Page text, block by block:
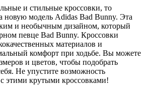
и стильные кроссовки, то
новую модель Adidas Bad Bunny. Эта
и необычным дизайном, который
певце Bad Bunny. Кроссовки
материалов и
комфорт при ходьбе. Вы можете
и цветов, чтобы подобрать
Не упустите возможность
этими крутыми кроссовками!